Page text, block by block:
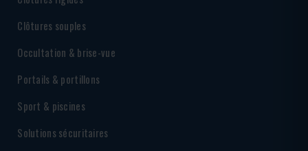
Clôtures souples
Occultation & brise-vue
Portails & portillons
Sport & piscines
Solutions sécuritaires